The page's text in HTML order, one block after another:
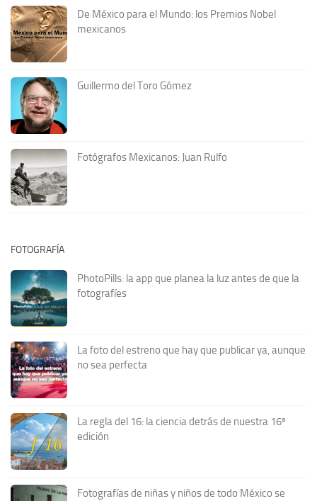
De México para el Mundo: los Premios Nobel
mexicanos
Guillermo del Toro Gómez
Fotógrafos Mexicanos: Juan Rulfo
FOTOGRAFÍA
PhotoPills: la app que planea la luz antes de que la
fotografíes
La foto del estreno que hay que publicar ya, aunque
no sea perfecta
La regla del 16: la ciencia detrás de nuestra 16ª
edición
Fotografías de niñas y niños de todo México se